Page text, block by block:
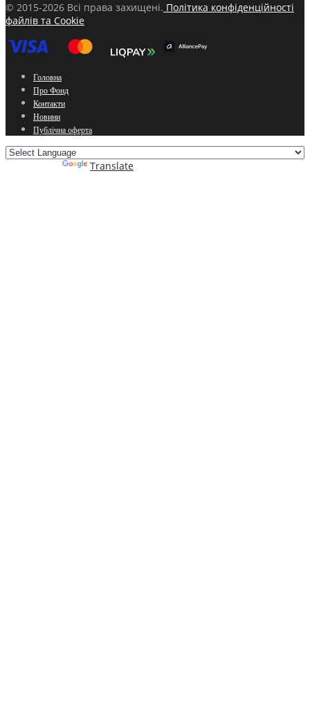
© 2015-2026 Всі права захищені. Політика конфіденційності
файлів та Cookie
Головна
Про Фонд
Контакти
Новини
Публічна оферта
Translate